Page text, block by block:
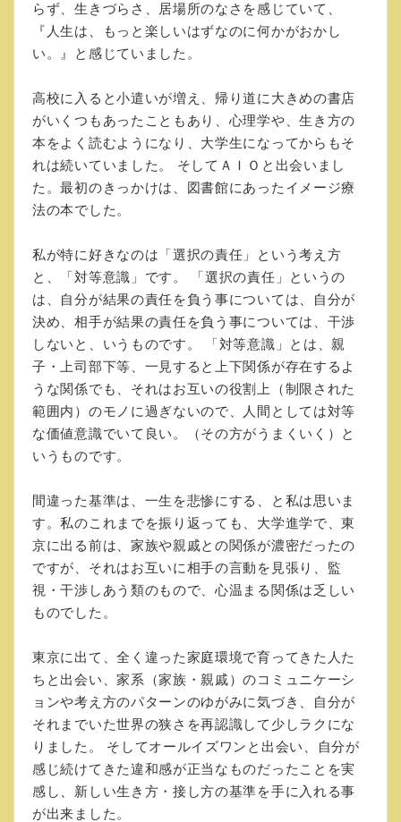
らず、生きづらさ、居場所のなさを感じていて、
『人生は、もっと楽しいはずなのに何かがおかし
い。』と感じていました。
高校に入ると小遣いが増え、帰り道に大きめの書店
がいくつもあったこともあり、心理学や、生き方の
本をよく読むようになり、大学生になってからもそ
れは続いていました。 そしてＡＩＯと出会いまし
た。最初のきっかけは、図書館にあったイメージ療
法の本でした。
私が特に好きなのは「選択の責任」という考え方
と、「対等意識」です。 「選択の責任」というの
は、自分が結果の責任を負う事については、自分が
決め、相手が結果の責任を負う事については、干渉
しないと、いうものです。 「対等意識」とは、親
子・上司部下等、一見すると上下関係が存在するよ
うな関係でも、それはお互いの役割上（制限された
範囲内）のモノに過ぎないので、人間としては対等
な価値意識でいて良い。（その方がうまくいく）と
いうものです。
間違った基準は、一生を悲惨にする、と私は思いま
す。私のこれまでを振り返っても、大学進学で、東
京に出る前は、家族や親戚との関係が濃密だったの
ですが、それはお互いに相手の言動を見張り、監
視・干渉しあう類のもので、心温まる関係は乏しい
ものでした。
東京に出て、全く違った家庭環境で育ってきた人た
ちと出会い、家系（家族・親戚）のコミュニケーシ
ョンや考え方のパターンのゆがみに気づき、自分が
それまでいた世界の狭さを再認識して少しラクにな
りました。 そしてオールイズワンと出会い、自分が
感じ続けてきた違和感が正当なものだったことを実
感し、新しい生き方・接し方の基準を手に入れる事
が出来ました。